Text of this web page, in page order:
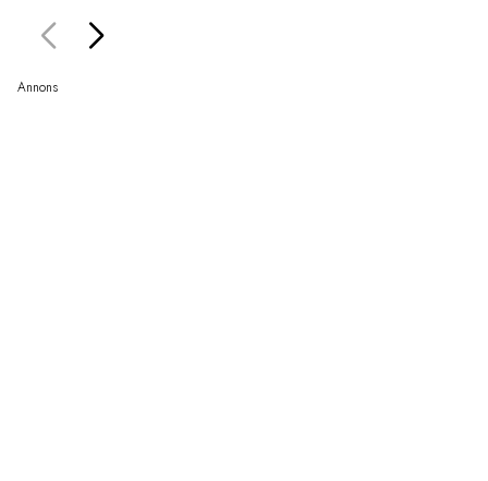
Annons